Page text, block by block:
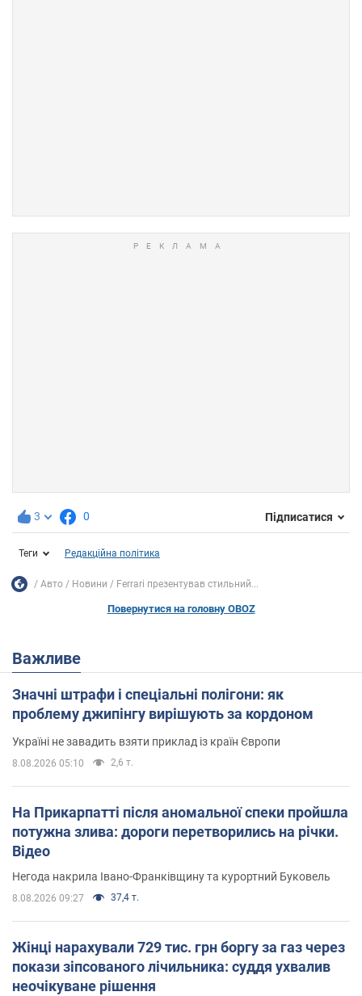
3 0 Підписатися
Теги Редакційна політика
Авто Новини Ferrari презентував стильний...
Повернутися на головну OBOZ
Важливе
Значні штрафи і спеціальні полігони: як
проблему джипінгу вирішують за кордоном
Україні не завадить взяти приклад із країн Європи
8.08.2026 05:10 2,6 т.
На Прикарпатті після аномальної спеки пройшла
потужна злива: дороги перетворились на річки.
Відео
Негода накрила Івано-Франківщину та курортний Буковель
8.08.2026 09:27 37,4 т.
Жінці нарахували 729 тис. грн боргу за газ через
покази зіпсованого лічильника: суддя ухвалив
неочікуване рішення